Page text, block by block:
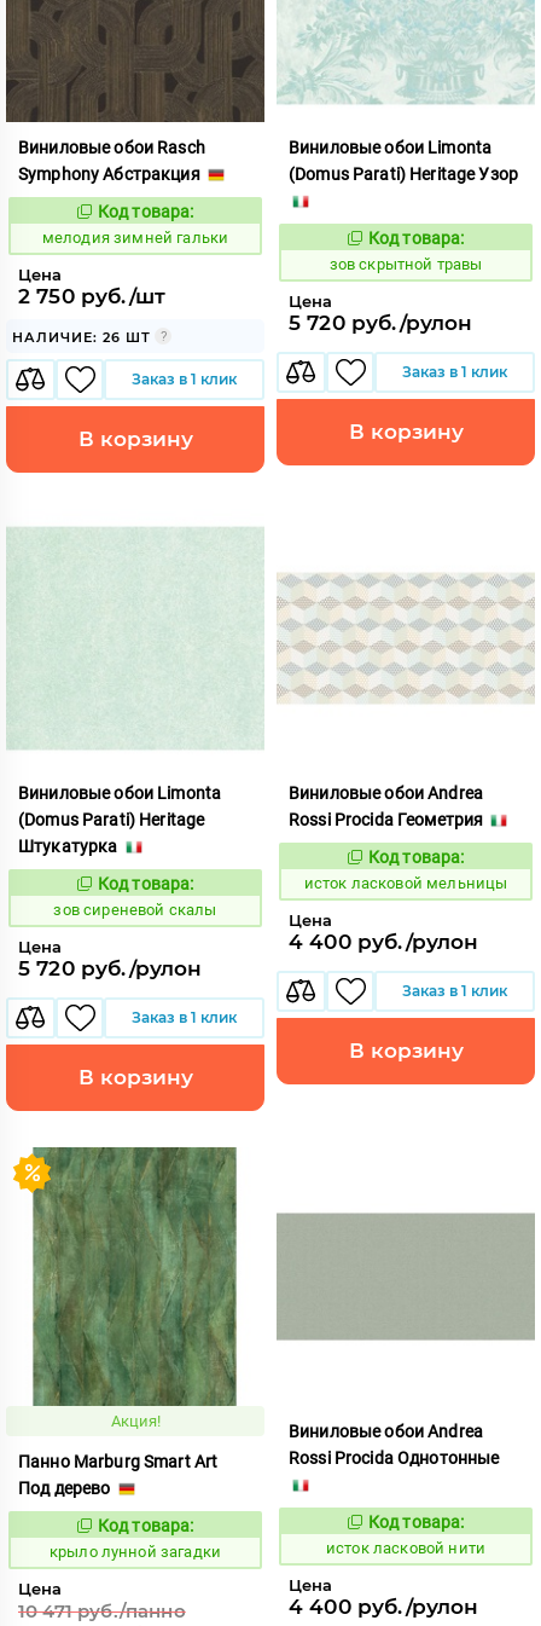
Виниловые обои Rasch
Symphony Абстракция
Код:
957015
Код товара:
мелодия зимней гальки
Цена
2 750 руб./шт
НАЛИЧИЕ: 26 ШТ
Заказ в 1 клик
В корзину
Виниловые обои Limonta
(Domus Parati) Heritage Узор
Код:
511357
Код товара:
зов скрытной травы
Цена
5 720 руб./рулон
Заказ в 1 клик
В корзину
Виниловые обои Limonta
(Domus Parati) Heritage
Штукатурка
Код:
510841
Код товара:
зов сиреневой скалы
Цена
5 720 руб./рулон
Заказ в 1 клик
В корзину
Виниловые обои Andrea
Rossi Procida Геометрия
Код:
583424
Код товара:
исток ласковой мельницы
Цена
4 400 руб./рулон
Заказ в 1 клик
В корзину
Акция!
Панно Marburg Smart Art
Под дерево
Код:
834402
Код товара:
крыло лунной загадки
Цена
10 471 руб./панно
Виниловые обои Andrea
Rossi Procida Однотонные
Код:
583435
Код товара:
исток ласковой нити
Цена
4 400 руб./рулон